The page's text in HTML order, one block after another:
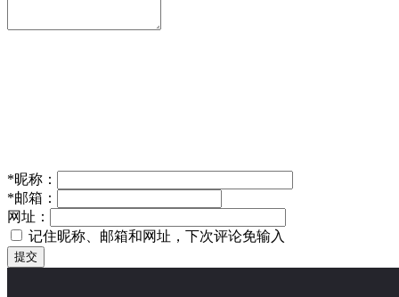
*昵称：
*邮箱：
网址：
记住昵称、邮箱和网址，下次评论免输入
提交